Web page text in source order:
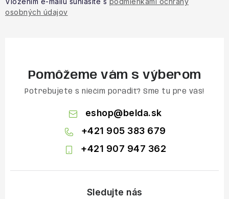
osobných údajov
Pomôžeme vám s výberom
Potrebujete s niečím poradiť? Sme tu pre vás!
eshop@belda.sk
+421 905 383 679
+421 907 947 362